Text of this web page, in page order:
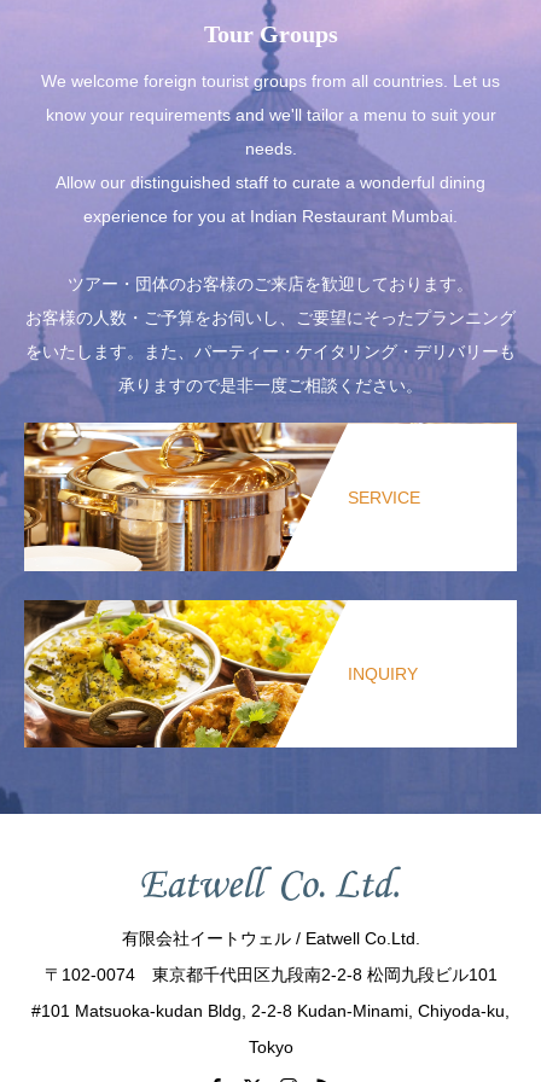
Tour Groups
We welcome foreign tourist groups from all countries. Let us
know your requirements and we'll tailor a menu to suit your
needs.
Allow our distinguished staff to curate a wonderful dining
experience for you at Indian Restaurant Mumbai.
ツアー・団体のお客様のご来店を歓迎しております。
お客様の人数・ご予算をお伺いし、ご要望にそったプランニング
をいたします。また、パーティー・ケイタリング・デリバリーも
承りますので是非一度ご相談ください。
SERVICE
INQUIRY
有限会社イートウェル / Eatwell Co.Ltd.
〒102-0074 東京都千代田区九段南2-2-8 松岡九段ビル101
#101 Matsuoka-kudan Bldg, 2-2-8 Kudan-Minami, Chiyoda-ku,
Tokyo